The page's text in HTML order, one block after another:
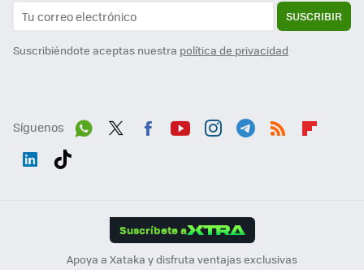
SUSCRIBIR
Suscribiéndote aceptas nuestra política de privacidad
Síguenos
Suscríbete a
Apoya a Xataka y disfruta ventajas exclusivas